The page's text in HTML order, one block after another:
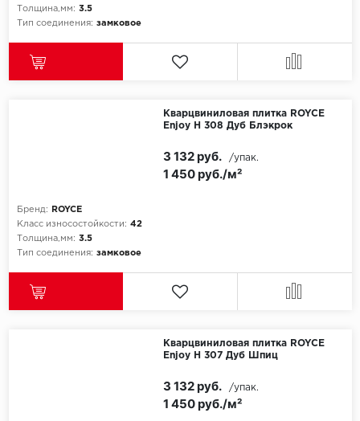
Icon Floor
Jinan PDM
LG Decotile
Lucky Floor
Толщина,мм: 3.5
Тип соединения: замковое
Кварцвиниловая плитка ROYCE
Enjoy Н 308 Дуб Блэкрок
Бренд:
ROYCE
Класс износостойкости: 42
Толщина,мм: 3.5
Тип соединения: замковое
1 450 руб./м²
3 132 руб. /упак.
Кварцвиниловая плитка ROYCE
Enjoy Н 307 Дуб Шпиц
1 450 руб./м²
3 132 руб. /упак.